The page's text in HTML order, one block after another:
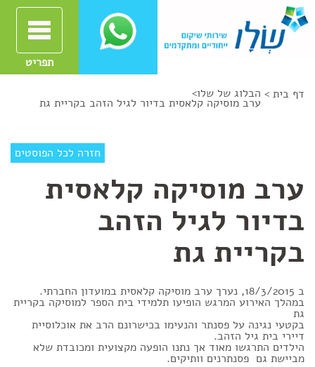
תפריט
דף בית > הבלוג של שלו>
ערב מוסיקה קלאסית בדיור לגיל הזהב בקריית גת
חזרה לכל הפוסטים
ערב מוסיקה קלאסית
בדיור לגיל הזהב
בקריית גת
ב 18/3/2015, נערך ערב מוסיקה קלאסית במועדון החברתי.
במהלך האירוע המרגש הופיעו תלמידי בית הספר למוסיקה בקריית
גת
בקטעי נגינה על פסנתר והנעימו בכישרונם הרב את אוכלוסיית
דיירי בית גיל הזהב.
הילדים התרגשו מאוד אך נתנו הופעה מקצועית ומכובדת שלא
מביישת גם פסנתרנים וותיקים.